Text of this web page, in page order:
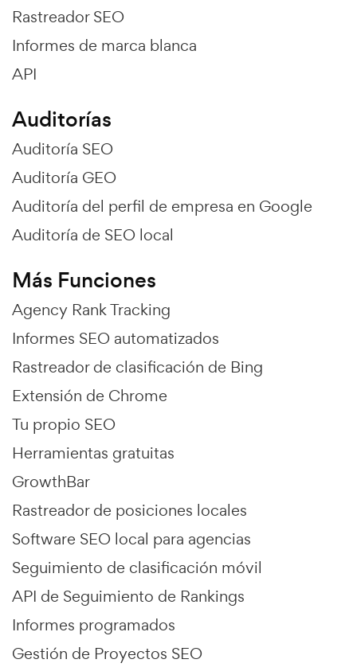
Rastreador SEO
Informes de marca blanca
API
Auditorías
Auditoría SEO
Auditoría GEO
Auditoría del perfil de empresa en Google
Auditoría de SEO local
Más Funciones
Agency Rank Tracking
Informes SEO automatizados
Rastreador de clasificación de Bing
Extensión de Chrome
Tu propio SEO
Herramientas gratuitas
GrowthBar
Rastreador de posiciones locales
Software SEO local para agencias
Seguimiento de clasificación móvil
API de Seguimiento de Rankings
Informes programados
Gestión de Proyectos SEO